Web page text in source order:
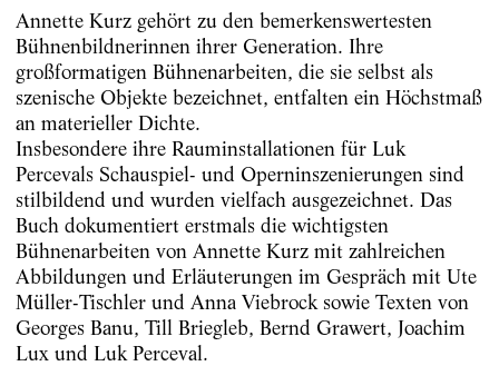
Annette Kurz gehört zu den bemerkenswertesten
Bühnenbildnerinnen ihrer Generation. Ihre
großformatigen Bühnenarbeiten, die sie selbst als
szenische Objekte bezeichnet, entfalten ein Höchstmaß
an materieller Dichte.
Insbesondere ihre Rauminstallationen für Luk
Percevals Schauspiel- und Operninszenierungen sind
stilbildend und wurden vielfach ausgezeichnet. Das
Buch dokumentiert erstmals die wichtigsten
Bühnenarbeiten von Annette Kurz mit zahlreichen
Abbildungen und Erläuterungen im Gespräch mit Ute
Müller-Tischler und Anna Viebrock sowie Texten von
Georges Banu, Till Briegleb, Bernd Grawert, Joachim
Lux und Luk Perceval.